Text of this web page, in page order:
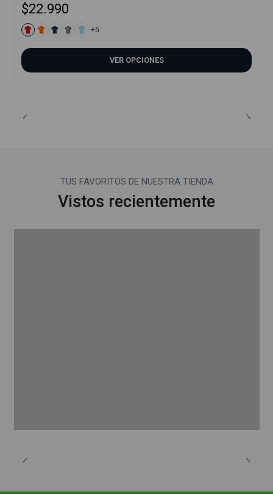
$22.990
+5
VER OPCIONES
TUS FAVORITOS DE NUESTRA TIENDA
Vistos recientemente